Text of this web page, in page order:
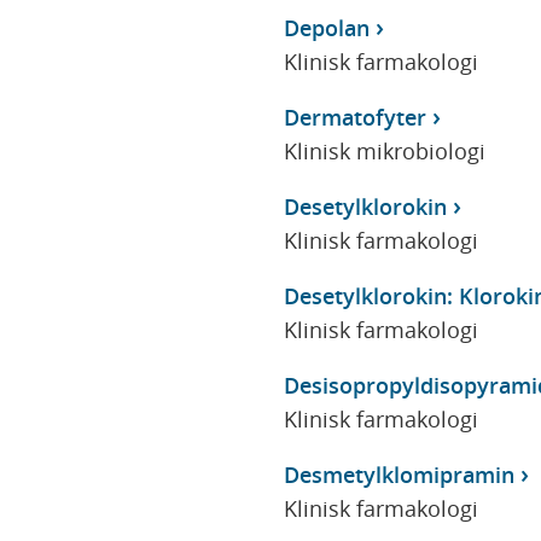
Depolan
Klinisk farmakologi
Dermatofyter
Klinisk mikrobiologi
Desetylklorokin
Klinisk farmakologi
Desetylklorokin:
Klinisk farmakologi
Klinisk farmakologi
Desmetylklomipramin
Klinisk farmakologi